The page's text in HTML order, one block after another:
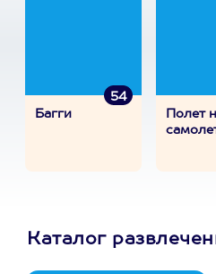
54
Багги
Полет
Каталог